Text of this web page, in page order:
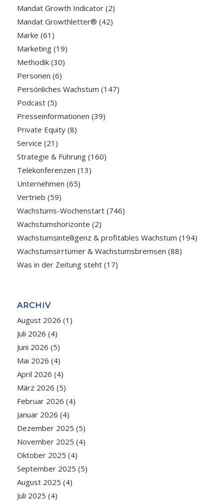
Mandat Growth Indicator(2)
Mandat Growthletter® (42)
Marke (61)
Marketing(19)
Methodik(30)
Personen (6)
Persönliches Wachstum (147)
Podcast(5)
Presseinformationen (39)
Private Equity(8)
Service (21)
Strategie & Führung(160)
Telekonferenzen (13)
Unternehmen (65)
Vertrieb (59)
Wachstums-Wochenstart(746)
Wachstumshorizonte (2)
Wachstumsintelligenz & profitables Wachstum (194)
Wachstumsirrtümer & Wachstumsbremsen (88)
Was in der Zeitung steht(17)
ARCHIV
August 2026 (1)
Juli 2026 (4)
Juni 2026 (5)
Mai 2026 (4)
April 2026 (4)
März 2026 (5)
Februar 2026 (4)
Januar 2026 (4)
Dezember 2025 (5)
November 2025 (4)
Oktober 2025 (4)
September 2025 (5)
August 2025 (4)
Juli 2025 (4)